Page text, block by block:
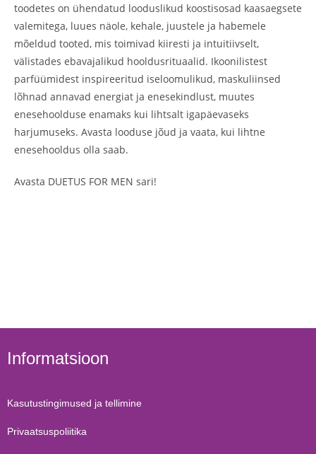
toodetes on ühendatud looduslikud koostisosad kaasaegsete
valemitega, luues näole, kehale, juustele ja habemele
mõeldud tooted, mis toimivad kiiresti ja intuitiivselt,
välistades ebavajalikud hooldusrituaalid. Ikoonilistest
parfüümidest inspireeritud iseloomulikud, maskuliinsed
lõhnad annavad energiat ja enesekindlust, muutes
enesehoolduse enamaks kui lihtsalt igapäevaseks
harjumuseks. Avasta looduse jõud ja vaata, kui lihtne
enesehooldus olla saab.
Avasta DUETUS FOR MEN sari!
Informatsioon
Kasutustingimused ja tellimine
Privaatsuspoliitika